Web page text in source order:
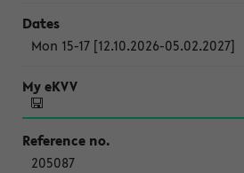
Mon 15-17 [12.10.2026-05.02.2027]
205087